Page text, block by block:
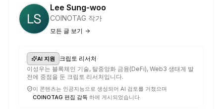
Lee Sung-woo
COINOTAG 작가
모든 글 보기
AI 지원 크립토 리서처·
이성우는 블록체인 기술, 탈중앙화 금융(DeFi), Web3 생태계 발
전에 중점을 둔 크립토 리서처입니다.
이 콘텐츠는 인공지능으로 생성되어 AI 검토를 거쳤으며
COINOTAG 편집 감독 하에 게시되었습니다.